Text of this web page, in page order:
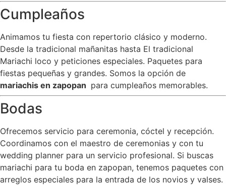
Cumpleaños
Animamos tu fiesta con repertorio clásico y moderno.
Desde la tradicional mañanitas hasta El tradicional
Mariachi loco y peticiones especiales. Paquetes para
fiestas pequeñas y grandes. Somos la opción de
mariachis en zapopan para cumpleaños memorables.
Bodas
Ofrecemos servicio para ceremonia, cóctel y recepción.
Coordinamos con el maestro de ceremonias y con tu
wedding planner para un servicio profesional. Si buscas
mariachi para tu boda en zapopan, tenemos paquetes con
arreglos especiales para la entrada de los novios y valses.